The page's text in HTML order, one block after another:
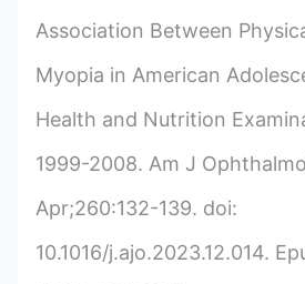
Association Between
Myopia in American
Health and Nutrition
1999-2008. Am J
Apr;260:132-139. doi:
10.1016/j.ajo.2023.12.014.